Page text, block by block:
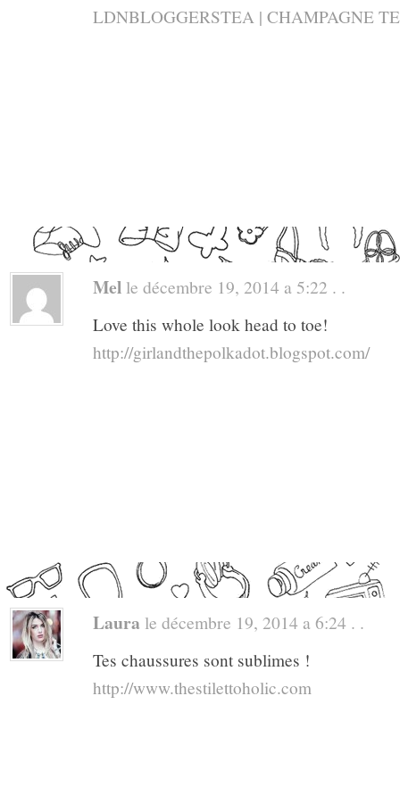
LDNBLOGGERSTEA | CHAMPAGNE
Mel le décembre 19, 2014 a 5:22 . .
Love this whole look head to toe!
http://girlandthepolkadot.blogspot.com/
Laura le décembre 19, 2014 a 6:24 . .
Tes chaussures sont sublimes !
http://www.thestilettoholic.com